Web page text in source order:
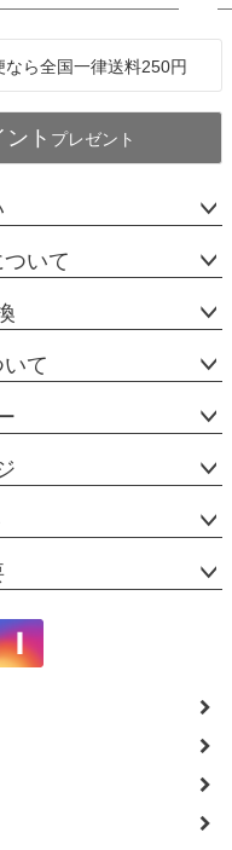
ジト
へ
なら全国一律送料250円
ト プレゼント
いて
て